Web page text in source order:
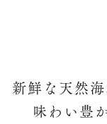
新鮮な天然
味わい豊